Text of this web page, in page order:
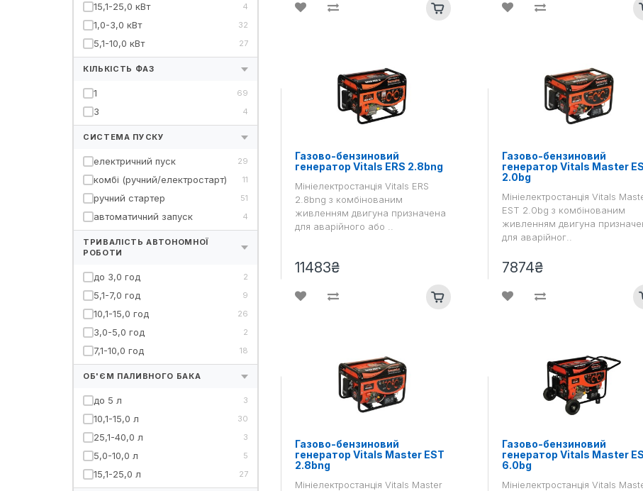
15,1-25,0 кВт 4
1,0-3,0 кВт 32
5,1-10,0 кВт 27
КІЛЬКІСТЬ ФАЗ
1 69
3 4
СИСТЕМА ПУСКУ
електричний пуск 29
комбі (ручний/електростарт) 11
ручний стартер 51
автоматичний запуск 4
ТРИВАЛІСТЬ АВТОНОМНОЇ
РОБОТИ
до 3,0 год 2
5,1-7,0 год 9
10,1-15,0 год 26
3,0-5,0 год 2
7,1-10,0 год 18
ОБ'ЄМ ПАЛИВНОГО БАКА
до 5 л 3
10,1-15,0 л 30
25,1-40,0 л 3
5,0-10,0 л 5
15,1-25,0 л 27
Газово-бензиновий
генератор Vitals ERS 2.8bng
Мініелектростанція Vitals ERS
2.8bng з комбінованим
живленням двигуна призначена
для аварійного або ..
11483₴
Газово-бензиновий
генератор Vitals Master
2.0bg
Мініелектростанція Vitals
EST 2.0bg з комбінованим
живленням двигуна
для аварійног..
7874₴
Газово-бензиновий
генератор Vitals Master EST
2.8bng
Мініелектростанція Vitals Master
Газово-бензиновий
генератор Vitals Master
6.0bg
Мініелектростанція Vitals